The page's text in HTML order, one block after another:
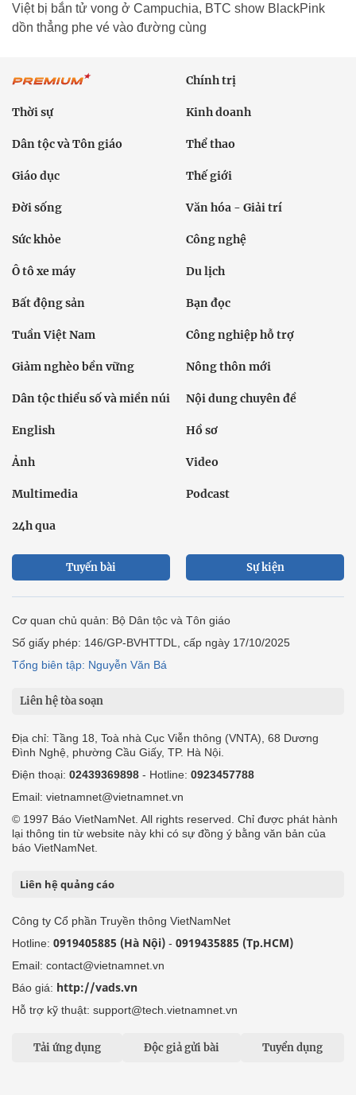
Việt bị bắn tử vong ở Campuchia, BTC show BlackPink
dồn thẳng phe vé vào đường cùng
Chính trị
Thời sự Kinh doanh
Dân tộc và Tôn giáo Thể thao
Giáo dục Thế giới
Đời sống Văn hóa - Giải trí
Sức khỏe Công nghệ
Ô tô xe máy Du lịch
Bất động sản Bạn đọc
Tuần Việt Nam Công nghiệp hỗ trợ
Giảm nghèo bền vững Nông thôn mới
Dân tộc thiểu số và miền núi Nội dung chuyên đề
English Hồ sơ
Ảnh Video
Multimedia Podcast
24h qua
Tuyến bài Sự kiện
Cơ quan chủ quản: Bộ Dân tộc và Tôn giáo
Số giấy phép: 146/GP-BVHTTDL, cấp ngày 17/10/2025
Tổng biên tập: Nguyễn Văn Bá
Liên hệ tòa soạn
Địa chỉ: Tầng 18, Toà nhà Cục Viễn thông (VNTA), 68 Dương
Đình Nghệ, phường Cầu Giấy, TP. Hà Nội.
Điện thoại: 02439369898 - Hotline: 0923457788
Email: vietnamnet@vietnamnet.vn
© 1997 Báo VietNamNet. All rights reserved. Chỉ được phát hành
lại thông tin từ website này khi có sự đồng ý bằng văn bản của
báo VietNamNet.
Liên hệ quảng cáo
Công ty Cổ phần Truyền thông VietNamNet
Hotline: 0919405885 (Hà Nội) - 0919435885 (Tp.HCM)
Email: contact@vietnamnet.vn
Báo giá: http://vads.vn
Hỗ trợ kỹ thuật: support@tech.vietnamnet.vn
Tải ứng dụng Độc giả gửi bài Tuyển dụng